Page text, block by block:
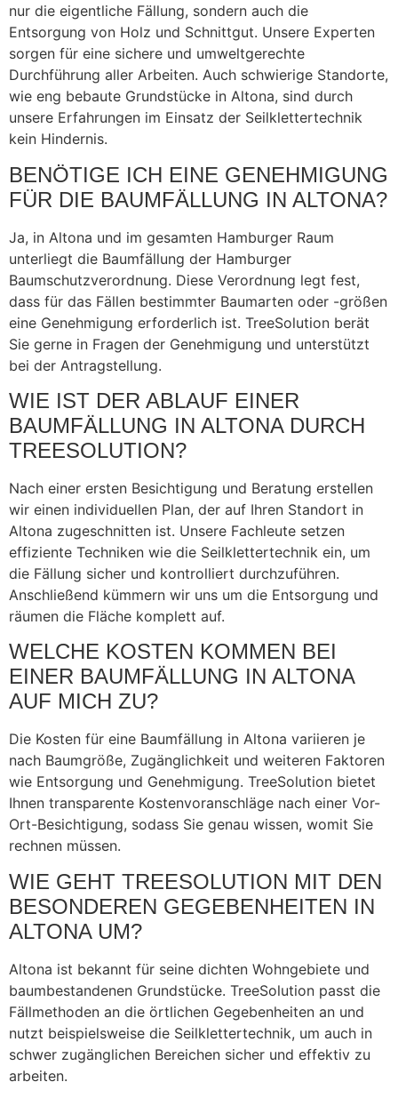
nur die eigentliche Fällung, sondern auch die
Entsorgung von Holz und Schnittgut. Unsere Experten
sorgen für eine sichere und umweltgerechte
Durchführung aller Arbeiten. Auch schwierige Standorte,
wie eng bebaute Grundstücke in Altona, sind durch
unsere Erfahrungen im Einsatz der Seilklettertechnik
kein Hindernis.
BENÖTIGE ICH EINE GENEHMIGUNG
FÜR DIE BAUMFÄLLUNG IN ALTONA?
Ja, in Altona und im gesamten Hamburger Raum
unterliegt die Baumfällung der Hamburger
Baumschutzverordnung. Diese Verordnung legt fest,
dass für das Fällen bestimmter Baumarten oder -größen
eine Genehmigung erforderlich ist. TreeSolution berät
Sie gerne in Fragen der Genehmigung und unterstützt
bei der Antragstellung.
WIE IST DER ABLAUF EINER
BAUMFÄLLUNG IN ALTONA DURCH
TREESOLUTION?
Nach einer ersten Besichtigung und Beratung erstellen
wir einen individuellen Plan, der auf Ihren Standort in
Altona zugeschnitten ist. Unsere Fachleute setzen
effiziente Techniken wie die Seilklettertechnik ein, um
die Fällung sicher und kontrolliert durchzuführen.
Anschließend kümmern wir uns um die Entsorgung und
räumen die Fläche komplett auf.
WELCHE KOSTEN KOMMEN BEI
EINER BAUMFÄLLUNG IN ALTONA
AUF MICH ZU?
Die Kosten für eine Baumfällung in Altona variieren je
nach Baumgröße, Zugänglichkeit und weiteren Faktoren
wie Entsorgung und Genehmigung. TreeSolution bietet
Ihnen transparente Kostenvoranschläge nach einer Vor-
Ort-Besichtigung, sodass Sie genau wissen, womit Sie
rechnen müssen.
WIE GEHT TREESOLUTION MIT DEN
BESONDEREN GEGEBENHEITEN IN
ALTONA UM?
Altona ist bekannt für seine dichten Wohngebiete und
baumbestandenen Grundstücke. TreeSolution passt die
Fällmethoden an die örtlichen Gegebenheiten an und
nutzt beispielsweise die Seilklettertechnik, um auch in
schwer zugänglichen Bereichen sicher und effektiv zu
arbeiten.